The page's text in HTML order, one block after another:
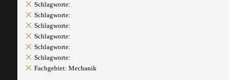
Schlagworte:
Schlagworte:
Schlagworte:
Schlagworte:
Schlagworte:
Schlagworte:
Fachgebiet: Mechanik